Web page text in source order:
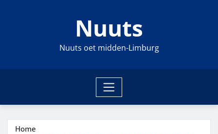
Nuuts
Nuuts oet midden-Limburg
Home